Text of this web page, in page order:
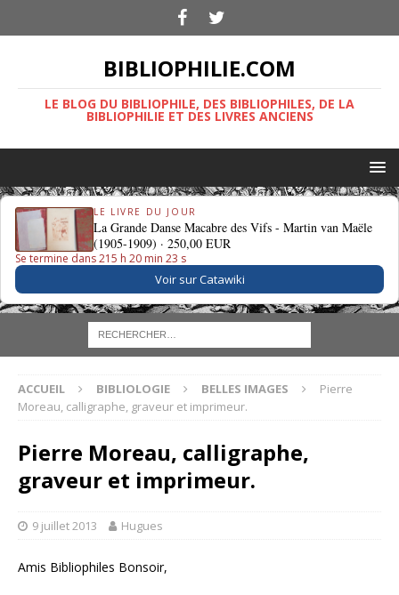
BIBLIOPHILIE.COM
LE BLOG DU BIBLIOPHILE, DES BIBLIOPHILES, DE LA
BIBLIOPHILIE ET DES LIVRES ANCIENS
LE LIVRE DU JOUR
La Grande Danse Macabre des Vifs - Martin van Maële
(1905-1909) ·250,00 EUR
Se termine dans 215 h 20 min 23 s
Voir sur Catawiki
ACCUEIL BIBLIOLOGIE BELLES IMAGES
Pierre
Moreau, calligraphe, graveur et imprimeur.
Pierre Moreau, calligraphe,
graveur et imprimeur.
9 juillet 2013 Hugues
Amis Bibliophiles Bonsoir,